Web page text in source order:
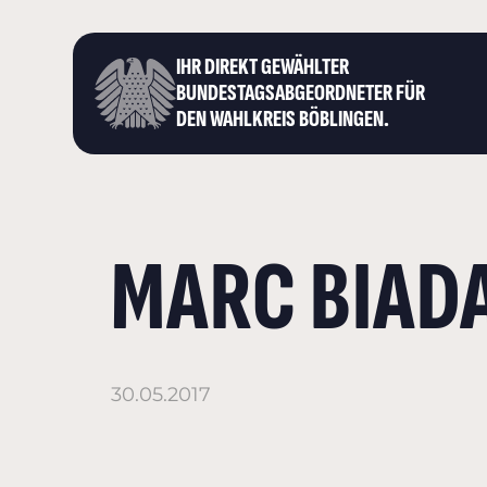
IHR DIREKT GEWÄHLTER
BUNDESTAGS­ABGEORDNETER FÜR
DEN WAHLKREIS BÖBLINGEN.
MARC
30.05.2017